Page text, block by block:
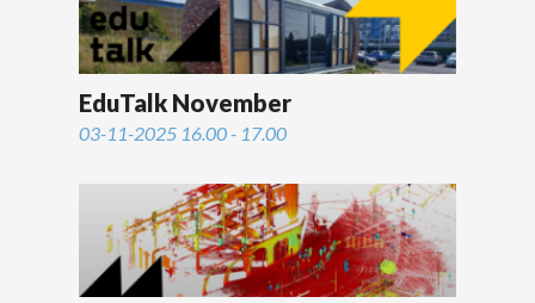
EduTalk November
03-11-2025 16.00 - 17.00